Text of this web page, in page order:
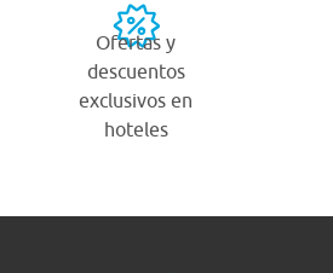
Ofertas y
descuentos
exclusivos en
hoteles